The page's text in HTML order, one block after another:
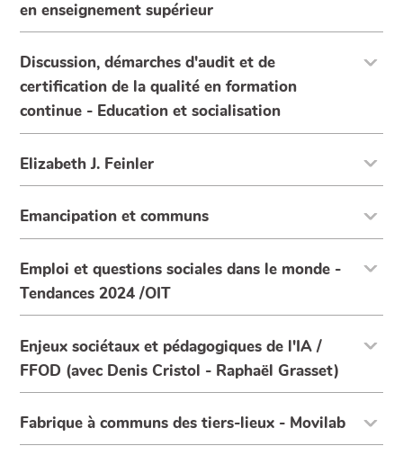
en enseignement supérieur
Discussion, démarches d'audit et de
certification de la qualité en formation
continue - Education et socialisation
Elizabeth J. Feinler
Emancipation et communs
Emploi et questions sociales dans le monde -
Tendances 2024 /OIT
Enjeux sociétaux et pédagogiques de l'IA /
FFOD (avec Denis Cristol - Raphaël Grasset)
Fabrique à communs des tiers-lieux - Movilab